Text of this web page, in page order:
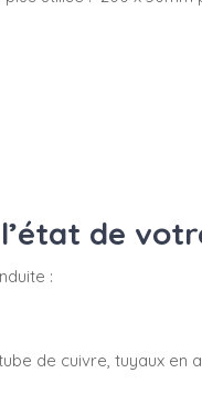
de
:
de cuivre, tuyaux en